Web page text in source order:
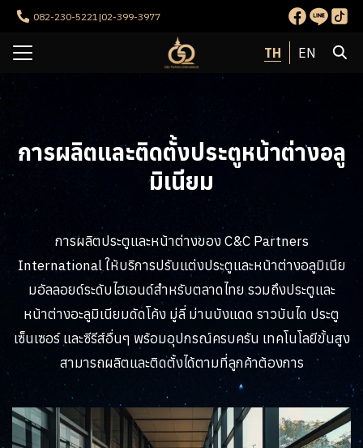
Skip
content
082-230-5221 |02-399-3977
TH EN
เรา
องเรา
Search
for:
การผลิตและติดตั้งประตูหน้าต่างอลู
มิเนียม
การผลิตประตูและหน้าต่างของ C&C Partners
International ให้บริการปรับแต่งประตูและหน้าต่างอลูมิเนีย
มอัลลอยด์ระดับไฮเอนด์สำหรับตลาดไทย รวมถึงประตูและ
หน้าต่างอะลูมิเนียมดัดโค้ง มู่ลี่ ม่านบังแดด ราวบันได ประตู
เซ็นเซอร์ และซีรีส์อื่นๆ พร้อมอุปกรณ์ครบครัน เทคโนโลยีขั้นสูง
สามารถผลิตและติดตั้งได้ตามที่ลูกค้าต้องการ